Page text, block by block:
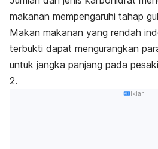
makanan mempengaruhi tahap
Makan makanan yang rendah
terbukti dapat mengurangkan
untuk jangka panjang pada
2.
Iklan